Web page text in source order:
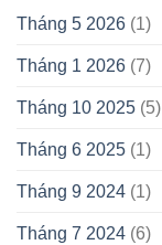
Tháng 5 2026 (1)
Tháng 1 2026 (7)
Tháng 10 2025 (5)
Tháng 6 2025 (1)
Tháng 9 2024 (1)
Tháng 7 2024 (6)